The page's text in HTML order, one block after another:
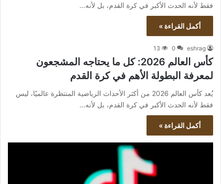
فقط لأنه الحدث الأكبر في كرة القدم، بل لأنه…
أكمل القراءة »
eshrag
0
13
كأس العالم 2026: كل ما يحتاجه المشجعون
لمعرفة البطولة الأهم في كرة القدم
يُعد كأس العالم 2026 من أكثر الأحداث الرياضية المنتظرة عالميًا، ليس
فقط لأنه الحدث الأكبر في كرة القدم، بل لأنه…
أكمل القراءة »